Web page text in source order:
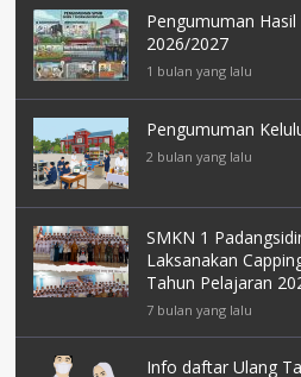
Pengumuman
2026/2027
1 bulan yang lalu
Pengumuman
2 bulan yang lalu
SMKN 1
Laksanakan
Tahun Pelajaran
7 bulan yang lalu
Info daftar Ulang